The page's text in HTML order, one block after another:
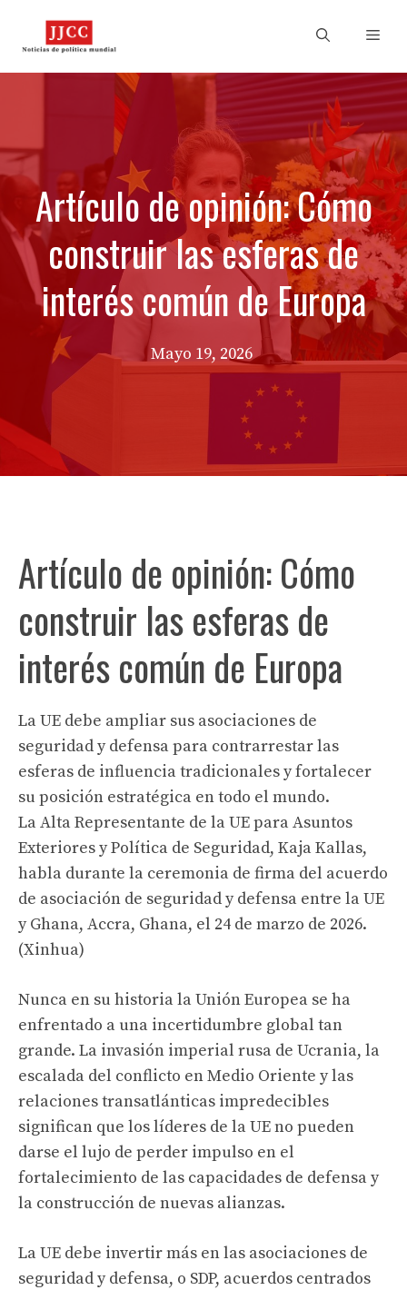
Artículo de opinión: Cómo
construir las esferas de
interés común de Europa
Mayo 19, 2026
Artículo de opinión: Cómo
construir las esferas de
interés común de Europa
La UE debe ampliar sus asociaciones de
seguridad y defensa para contrarrestar las
esferas de influencia tradicionales y fortalecer
su posición estratégica en todo el mundo.
La Alta Representante de la UE para Asuntos
Exteriores y Política de Seguridad, Kaja Kallas,
habla durante la ceremonia de firma del acuerdo
de asociación de seguridad y defensa entre la UE
y Ghana, Accra, Ghana, el 24 de marzo de 2026.
(Xinhua)
Nunca en su historia la Unión Europea se ha
enfrentado a una incertidumbre global tan
grande. La invasión imperial rusa de Ucrania, la
escalada del conflicto en Medio Oriente y las
relaciones transatlánticas impredecibles
significan que los líderes de la UE no pueden
darse el lujo de perder impulso en el
fortalecimiento de las capacidades de defensa y
la construcción de nuevas alianzas.
La UE debe invertir más en las asociaciones de
seguridad y defensa, o SDP, acuerdos centrados